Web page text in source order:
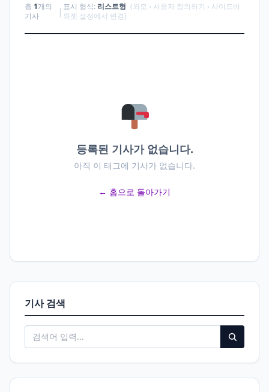
총 1개의
기사
| 표시 형식: 리스트형 (외모 › 사용자 정의하기 › 사이드바
위젯 설정에서 변경)
등록된 기사가 없습니다.
아직 이 태그에 기사가 없습니다.
← 홈으로 돌아가기
기사 검색